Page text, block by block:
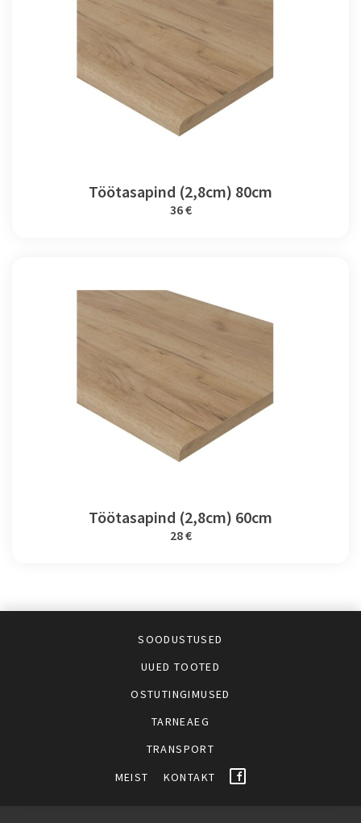
Töötasapind (2,8cm) 80cm
36 €
Töötasapind (2,8cm) 60cm
28 €
SOODUSTUSED
UUED TOOTED
OSTUTINGIMUSED
TARNEAEG
TRANSPORT
MEIST
KONTAKT